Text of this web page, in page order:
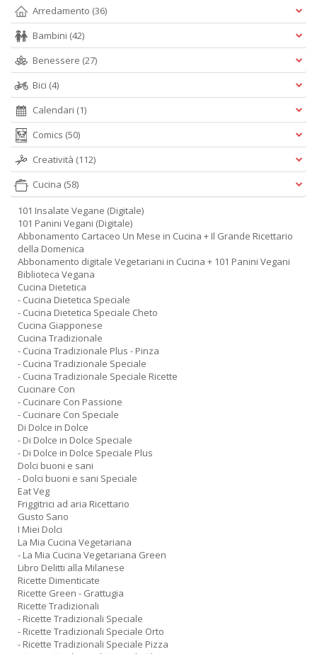
Arredamento (36)
Bambini (42)
Benessere (27)
Bici (4)
Calendari (1)
Comics (50)
Creatività (112)
Cucina (58)
101 Insalate Vegane (Digitale)
101 Panini Vegani (Digitale)
Abbonamento Cartaceo Un Mese in Cucina + Il Grande Ricettario
della Domenica
Abbonamento digitale Vegetariani in Cucina + 101 Panini Vegani
Biblioteca Vegana
Cucina Dietetica
- Cucina Dietetica Speciale
- Cucina Dietetica Speciale Cheto
Cucina Giapponese
Cucina Tradizionale
- Cucina Tradizionale Plus - Pinza
- Cucina Tradizionale Speciale
- Cucina Tradizionale Speciale Ricette
Cucinare Con
- Cucinare Con Passione
- Cucinare Con Speciale
Di Dolce in Dolce
- Di Dolce in Dolce Speciale
- Di Dolce in Dolce Speciale Plus
Dolci buoni e sani
- Dolci buoni e sani Speciale
Eat Veg
Friggitrici ad aria Ricettario
Gusto Sano
I Miei Dolci
La Mia Cucina Vegetariana
- La Mia Cucina Vegetariana Green
Libro Delitti alla Milanese
Ricette Dimenticate
Ricette Green - Grattugia
Ricette Tradizionali
- Ricette Tradizionali Speciale
- Ricette Tradizionali Speciale Orto
- Ricette Tradizionali Speciale Pizza